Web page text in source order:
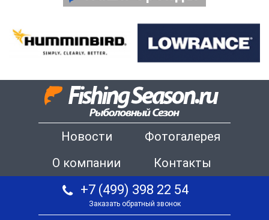
Новости
Фотогалерея
О компании
Контакты
+7 (499) 398 22 54
Заказать обратный звонок